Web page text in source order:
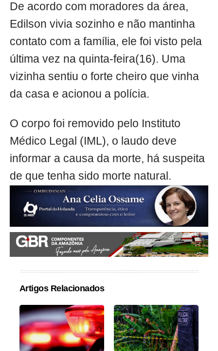
De acordo com moradores da área,
Edilson vivia sozinho e não mantinha
contato com a família, ele foi visto pela
última vez na quinta-feira(16). Uma
vizinha sentiu o forte cheiro que vinha
da casa e acionou a polícia.
O corpo foi removido pelo Instituto
Médico Legal (IML), o laudo deve
informar a causa da morte, há suspeita
de que tenha sido morte natural.
Artigos Relacionados